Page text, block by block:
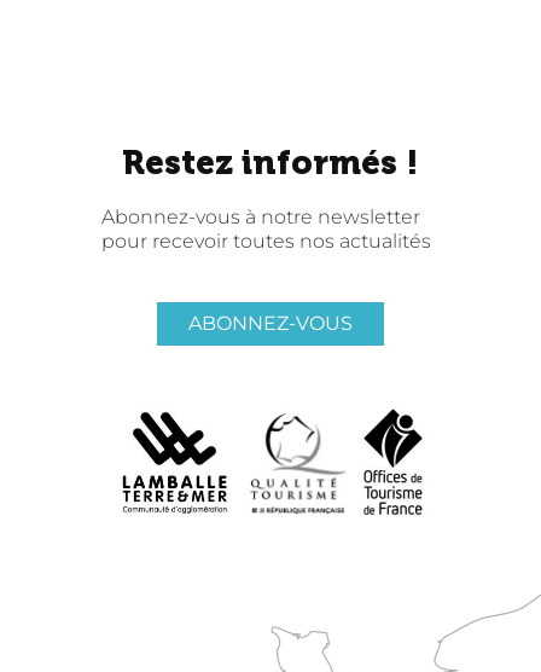
Restez informés !
Abonnez-vous à notre newsletter
pour recevoir toutes nos actualités
ABONNEZ-VOUS